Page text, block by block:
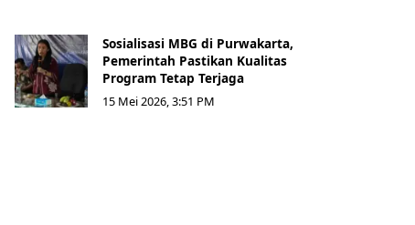
Sosialisasi MBG di Purwakarta,
Pemerintah Pastikan Kualitas
Program Tetap Terjaga
15 Mei 2026, 3:51 PM